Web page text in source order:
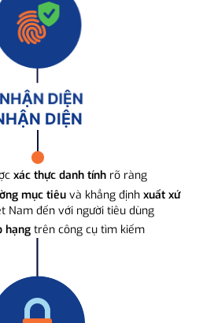
DIỆN
xác thực danh tính rõ ràng
mục tiêuvà khẳng định xuất xứ
Nam đến với người tiêu dùng
hạng trên công cụ tìm kiếm